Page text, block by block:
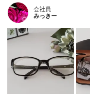
会社員
みっきー